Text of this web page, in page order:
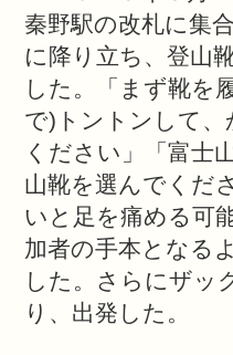
秦野駅の改札に集
に降り立ち、登山
した。「まず靴を
で) トントンして
ください」「富士
山靴を選んでくだ
いと足を痛める可
加者の手本となる
した。さらにザッ
り、出発した。